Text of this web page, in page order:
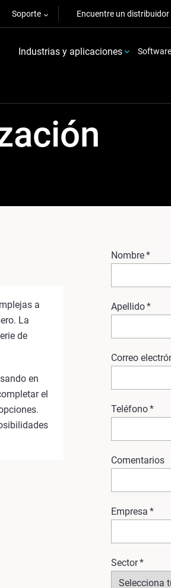
Soporte Encuentre un distribuidor
Industrias y aplicaciones
a
La
de
en
el
Nombre*
Apellido*
Correo
Teléfono*
Comentarios
Empresa *
Sector*